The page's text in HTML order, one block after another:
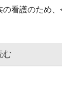
看護のため
む